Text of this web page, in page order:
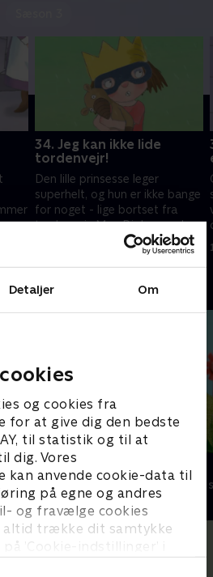
Detaljer Om
og cookies fra
for at give dig den bedste
til statistik og til at
dig. Vores
kan anvende cookie-data til
på egne og andres
og fravælge cookies
altid trække dit samtykke
’Cookie-indstillinger’ i
34. Jeg kan ikke lide
tordenvejr!
Den lille prinsesse leger
superhelt, og hun er ikke bange
for noget - lige bortset fra
tordenvejr. Men Pjok er endnu
1. november 2016 • 11 min
Lillefinger
Børneserier •